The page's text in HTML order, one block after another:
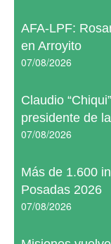
AFA-LPF:
en Arroyito
07/08/2026
Claudio
presidente de
07/08/2026
Más de 1.600
Posadas 2026
07/08/2026